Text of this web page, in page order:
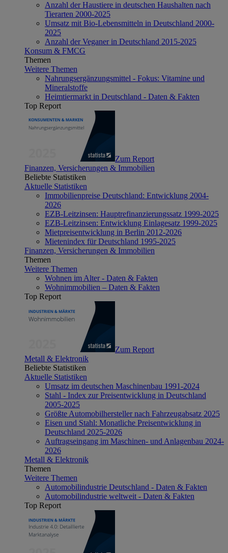
Anzahl der Haustiere in deutschen Haushalten nach
Tierarten 2000-2025
Umsatz mit Bio-Lebensmitteln in Deutschland 2000-
2025
Anzahl der Veganer in Deutschland 2015-2025
Konsum & FMCG
Themen
Weitere Themen
Nahrungsergänzungsmittel - Fokus: Vitamine und
Mineralstoffe
Heimtiermarkt in Deutschland - Daten & Fakten
Top Report
Zum Report
Finanzen, Versicherungen & Immobilien
Beliebte Statistiken
Aktuelle Statistiken
Immobilienpreise Deutschland: Entwicklung 2004-
2026
EZB-Leitzinsen: Hauptrefinanzierungssatz 1999-2025
EZB-Leitzinsen: Entwicklung Einlagesatz 1999-2025
Mietpreisentwicklung in Berlin 2012-2026
Mietenindex für Deutschland 1995-2025
Finanzen, Versicherungen & Immobilien
Themen
Weitere Themen
Wohnen im Alter - Daten & Fakten
Wohnimmobilien – Daten & Fakten
Top Report
Zum Report
Metall & Elektronik
Beliebte Statistiken
Aktuelle Statistiken
Umsatz im deutschen Maschinenbau 1991-2024
Stahl - Index zur Preisentwicklung in Deutschland
2005-2025
Größte Automobilhersteller nach Fahrzeugabsatz 2025
Eisen und Stahl: Monatliche Preisentwicklung in
Deutschland 2025-2026
Auftragseingang im Maschinen- und Anlagenbau 2024-
2026
Metall & Elektronik
Themen
Weitere Themen
Automobilindustrie Deutschland - Daten & Fakten
Automobilindustrie weltweit - Daten & Fakten
Top Report